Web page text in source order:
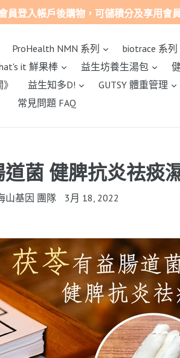
帳戶後購物，可儲積分及享用會
開ProHealth NMN 系列 展開biotrace 系列
it 鮮果棒 展開益生坊養生湯包 展開
益生知多D! 展開GUTSY 體重管理
常見問題 FAQ
菌 健脾抗炎祛痰
山基因 團隊 3月 18, 2022